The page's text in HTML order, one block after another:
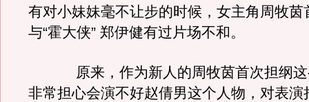
有对小妹妹毫不让步的时候，女主角周牧茵
与“霍大侠” 郑伊健有过片场不和。
原来，作为新人的周牧茵首次担纲这
非常担心会演不好赵倩男这个人物，对表演